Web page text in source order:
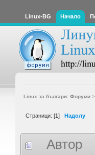
Linux-BG Начало
Linux за българи: Форуми>
Страници: [1] Надолу
Автор